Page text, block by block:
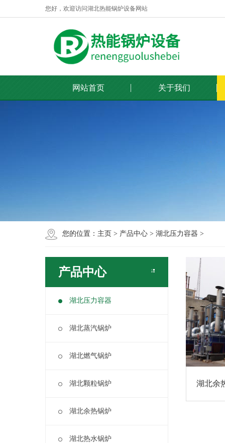
您好，欢迎访问湖北热能锅炉设备网站
网站首页 关于我们
您的位置： 主页 > 产品中心 > 湖北压力容器 >
产品中心
湖北压力容器
湖北蒸汽锅炉
湖北燃气锅炉
湖北颗粒锅炉
湖北余热锅炉
湖北热水锅炉
湖北余